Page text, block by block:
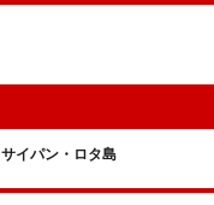
サイパン・ロタ島